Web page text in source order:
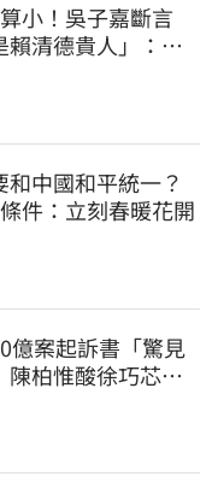
小！吳子嘉斷言
賴清德貴人」：保
和中國和平統一？
件：立刻春暖花開
億案起訴書「驚見
柏惟酸徐巧芯：